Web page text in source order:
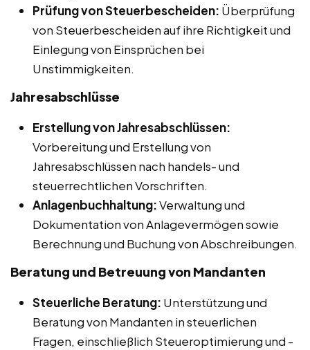
Prüfung von Steuerbescheiden: Überprüfung
von Steuerbescheiden auf ihre Richtigkeit und
Einlegung von Einsprüchen bei
Unstimmigkeiten.
Jahresabschlüsse
Erstellung von Jahresabschlüssen:
Vorbereitung und Erstellung von
Jahresabschlüssen nach handels- und
steuerrechtlichen Vorschriften.
Anlagenbuchhaltung:Verwaltung und
Dokumentation von Anlagevermögen sowie
Berechnung und Buchung von Abschreibungen.
Beratung und Betreuung von Mandanten
Steuerliche Beratung: Unterstützung und
Beratung von Mandanten in steuerlichen
Fragen, einschließlich Steueroptimierung und -